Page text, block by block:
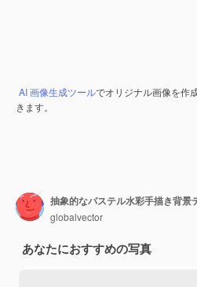
AI 画像生成ツールでオリジナル画像を作成
きます。
抽象的なパステル水彩手描き背景
globalvector
あなたにおすすめの写真